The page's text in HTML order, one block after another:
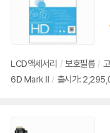
LCD액세서리 / 보호필름 /
6D Mark II / 출시가: